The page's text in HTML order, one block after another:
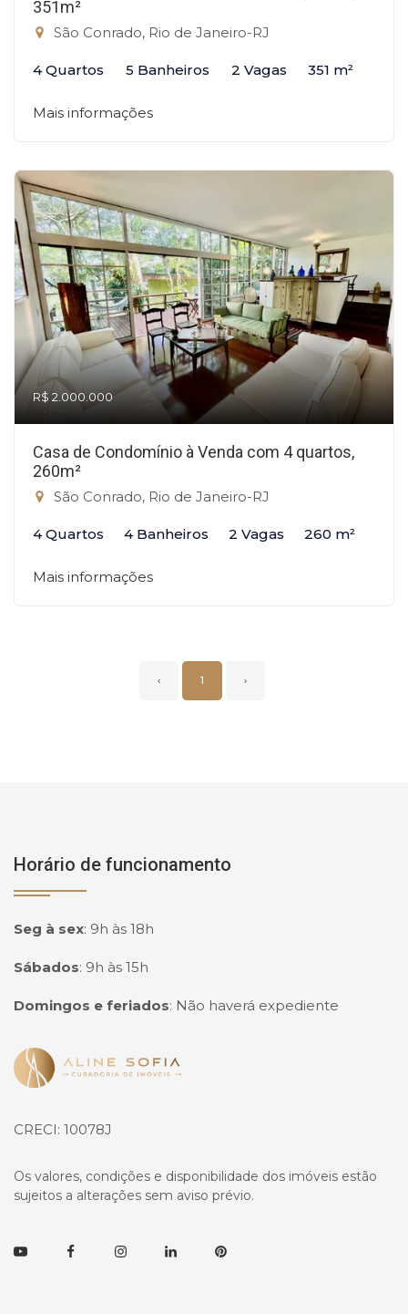
351m²
São Conrado, Rio de Janeiro-RJ
4 Quartos 5 Banheiros 2 Vagas 351 m²
Mais informações
R$ 2.000.000
Casa de Condomínio à Venda com 4 quartos,
260m²
São Conrado, Rio de Janeiro-RJ
4 Quartos 4 Banheiros 2 Vagas 260 m²
Mais informações
‹ 1 ›
Horário de funcionamento
Seg à sex: 9h às 18h
Sábados: 9h às 15h
Domingos e feriados: Não haverá expediente
Página inicial
CRECI: 10078J
Os valores, condições e disponibilidade dos imóveis estão
sujeitos a alterações sem aviso prévio.
YoutubeFacebookInstagramLinkedinPinterest